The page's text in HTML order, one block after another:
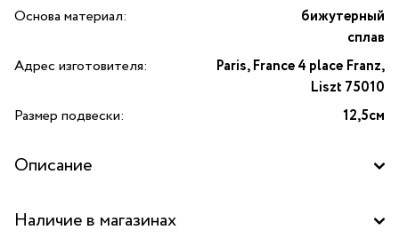
Основа материал:
бижутерный
сплав
Адрес изготовителя:
Paris, France 4 place Franz,
Liszt 75010
Размер подвески:
12,5см
Описание
Мэгги в юбке с вышивкой и цветком» от французского
Наличие в магазинах